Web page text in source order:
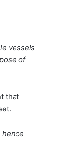
vessels
of
that
hence